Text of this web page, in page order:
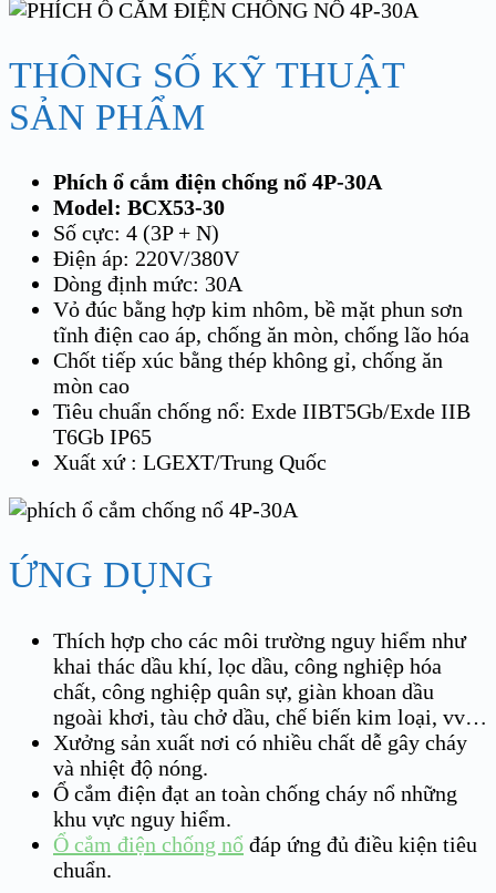
THÔNG SỐ KỸ THUẬT
SẢN PHẨM
Phích ổ cắm điện chống nổ 4P-30A
Model: BCX53-30
Số cực: 4 (3P + N)
Điện áp: 220V/380V
Dòng định mức: 30A
Vỏ đúc bằng hợp kim nhôm, bề mặt phun sơn
tĩnh điện cao áp, chống ăn mòn, chống lão hóa
Chốt tiếp xúc bằng thép không gỉ, chống ăn
mòn cao
Tiêu chuẩn chống nổ: Exde IIBT5Gb/Exde IIB
T6Gb IP65
Xuất xứ : LGEXT/Trung Quốc
ỨNG DỤNG
Thích hợp cho các môi trường nguy hiểm như
khai thác dầu khí, lọc dầu, công nghiệp hóa
chất, công nghiệp quân sự, giàn khoan dầu
ngoài khơi, tàu chở dầu, chế biến kim loại, vv…
Xưởng sản xuất nơi có nhiều chất dễ gây cháy
và nhiệt độ nóng.
Ổ cắm điện đạt an toàn chống cháy nổ những
khu vực nguy hiểm.
Ổ cắm điện chống nổ đáp ứng đủ điều kiện tiêu
chuẩn.